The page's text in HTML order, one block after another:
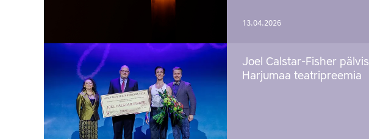
13.04.2026
Joel Calstar-Fisher pälvis
Harjumaa teatripreemia